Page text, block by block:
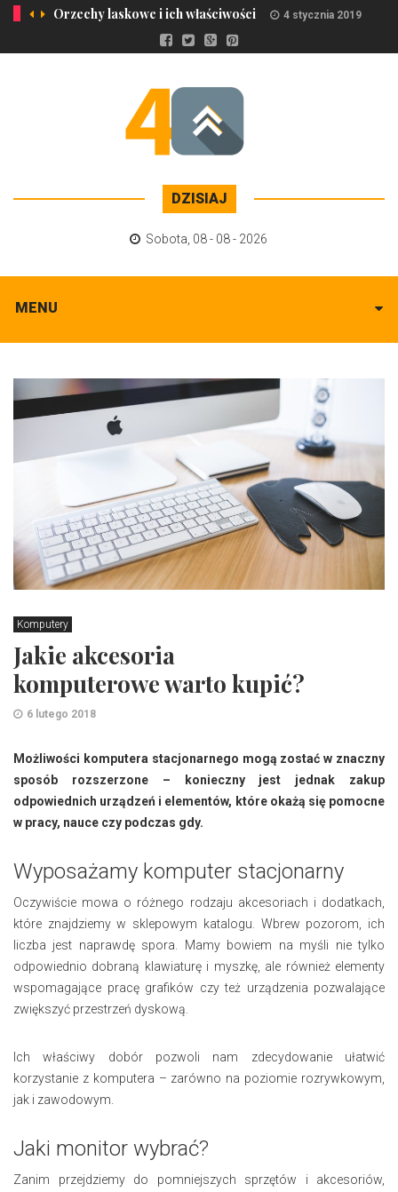
Orzechy laskowe i ich właściwości 4 stycznia 2019
DZISIAJ
Sobota 08 - 08 - 2026
MENU
Komputery
Jakie akcesoria
komputerowe warto kupić?
6 lutego 2018
Możliwości komputera stacjonarnego mogą zostać w znaczny
sposób rozszerzone – konieczny jest jednak zakup
odpowiednich urządzeń i elementów, które okażą się pomocne
w pracy, nauce czy podczas gdy.
Wyposażamy komputer stacjonarny
Oczywiście mowa o różnego rodzaju akcesoriach i dodatkach,
które znajdziemy w sklepowym katalogu. Wbrew pozorom, ich
liczba jest naprawdę spora. Mamy bowiem na myśli nie tylko
odpowiednio dobraną klawiaturę i myszkę, ale również elementy
wspomagające pracę grafików czy też urządzenia pozwalające
zwiększyć przestrzeń dyskową.
Ich właściwy dobór pozwoli nam zdecydowanie ułatwić
korzystanie z komputera – zarówno na poziomie rozrywkowym,
jak i zawodowym.
Jaki monitor wybrać?
Zanim przejdziemy do pomniejszych sprzętów i akcesoriów,